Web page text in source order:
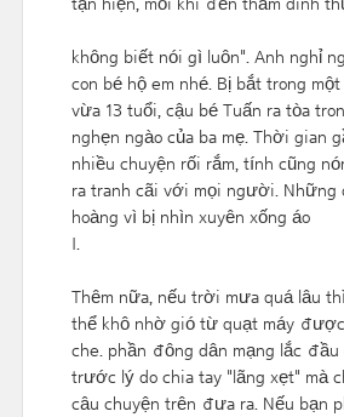
tận hiện, mỗi khi đến thăm dinh
không biết nói gì luôn". Anh nghỉ
con bé hộ em nhé. Bị bắt trong
vừa 13 tuổi, cậu bé Tuấn ra tòa
nghẹn ngào của ba mẹ. Thời gian
nhiều chuyện rối rắm, tính cũng
ra tranh cãi với mọi người. Những
hoàng vì bị nhìn xuyên xống áo
I.
Thêm nữa, nếu trời mưa quá lâu
thể khô nhờ gió từ quạt máy
che. phần đông dân mạng lắc
trước lý do chia tay "lãng xẹt" mà
câu chuyện trên đưa ra. Nếu bạn